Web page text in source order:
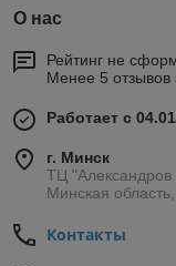
О нас
Рейтинг не
Менее 5 отзывов
Работает с
г. Минск
ТЦ "Александров
Минская
Контакты